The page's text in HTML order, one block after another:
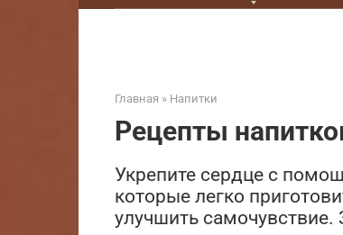
Главная » Напитки
Рецепты
Укрепите сердце с
которые легко
улучшить самочувствие.